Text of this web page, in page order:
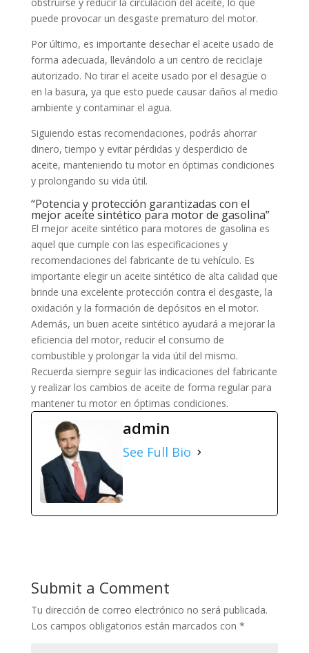
puede provocar un desgaste prematuro del motor.
Por último, es importante desechar el aceite usado de
forma adecuada, llevándolo a un centro de reciclaje
autorizado. No tirar el aceite usado por el desagüe o
en la basura, ya que esto puede causar daños al medio
ambiente y contaminar el agua.
Siguiendo estas recomendaciones, podrás ahorrar
dinero, tiempo y evitar pérdidas y desperdicio de
aceite, manteniendo tu motor en óptimas condiciones
y prolongando su vida útil.
“Potencia y protección garantizadas con el
mejor aceite sintético para motor de gasolina”
El mejor aceite sintético para motores de gasolina es
aquel que cumple con las especificaciones y
recomendaciones del fabricante de tu vehículo. Es
importante elegir un aceite sintético de alta calidad que
brinde una excelente protección contra el desgaste, la
oxidación y la formación de depósitos en el motor.
Además, un buen aceite sintético ayudará a mejorar la
eficiencia del motor, reducir el consumo de
combustible y prolongar la vida útil del mismo.
Recuerda siempre seguir las indicaciones del fabricante
y realizar los cambios de aceite de forma regular para
mantener tu motor en óptimas condiciones.
admin
See Full Bio
Submit a Comment
Tu dirección de correo electrónico no será publicada.
Los campos obligatorios están marcados con *